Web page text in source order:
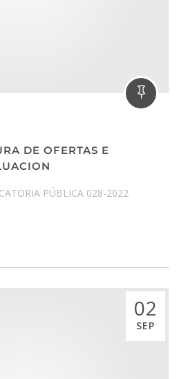
DE OFERTAS E
PÚBLICA 028-2022
02
SEP